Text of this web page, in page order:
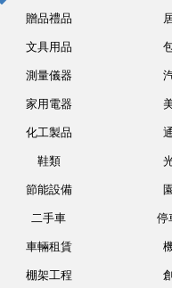
贈品禮品
文具用品
測量儀器
家用電器
化工製品
鞋類
節能設備
二手車 停
車輛租賃
棚架工程